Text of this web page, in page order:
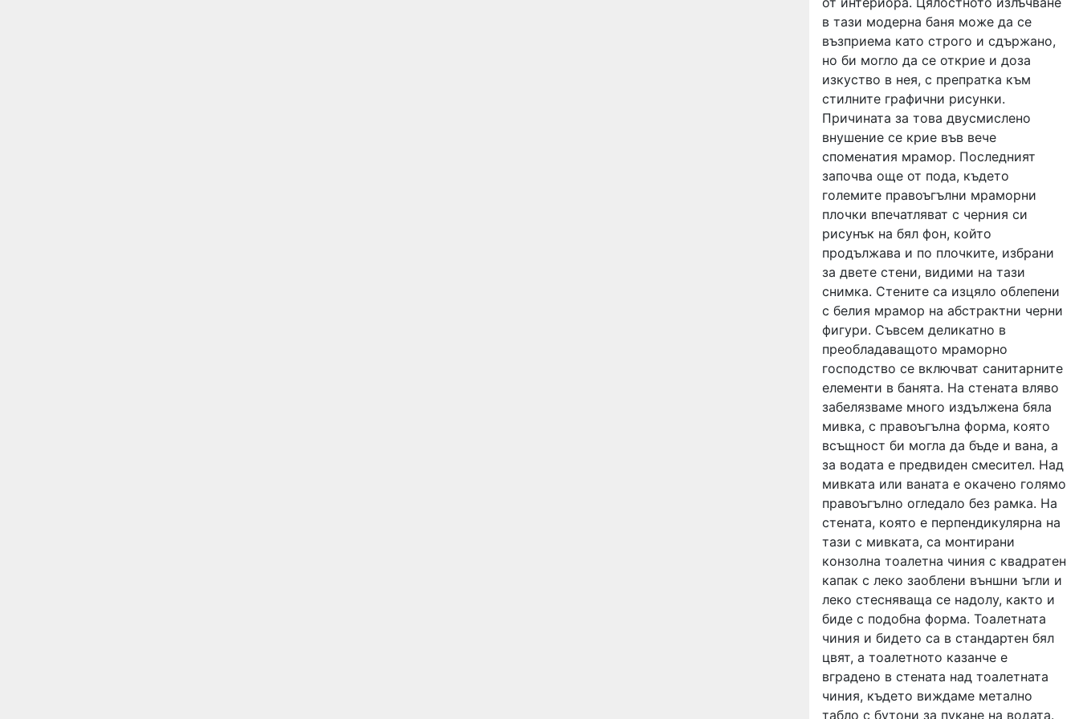
в тази модерна баня може да се
възприема като строго и сдържано,
но би могло да се открие и доза
изкуство в нея, с препратка към
стилните графични рисунки.
Причината за това двусмислено
внушение се крие във вече
споменатия мрамор. Последният
започва още от пода, където
големите правоъгълни мраморни
плочки впечатляват с черния си
рисунък на бял фон, който
продължава и по плочките, избрани
за двете стени, видими на тази
снимка. Стените са изцяло облепени
с белия мрамор на абстрактни черни
фигури. Съвсем деликатно в
преобладаващото мраморно
господство се включват санитарните
елементи в банята. На стената вляво
забелязваме много издължена бяла
мивка, с правоъгълна форма, която
всъщност би могла да бъде и вана, а
за водата е предвиден смесител. Над
мивката или ваната е окачено голямо
правоъгълно огледало без рамка. На
стената, която е перпендикулярна на
тази с мивката, са монтирани
конзолна тоалетна чиния с квадратен
капак с леко заоблени външни ъгли и
леко стесняваща се надолу, както и
биде с подобна форма. Тоалетната
чиния и бидето са в стандартен бял
цвят, а тоалетното казанче е
вградено в стената над тоалетната
чиния, където виждаме метално
табло с бутони за пукане на водата.